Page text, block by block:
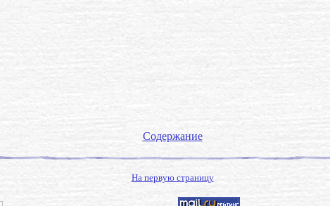
Содержание
На первую страницу